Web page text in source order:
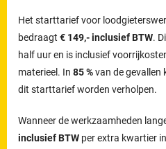
Het starttarief voor
bedraagt€ 149,- inclusief BTW.
half uur en is inclusief
materieel. In85 %van de gevallen
dit starttarief worden verholpen.
Wanneer de werkzaamheden
inclusief BTW per extra kwartier